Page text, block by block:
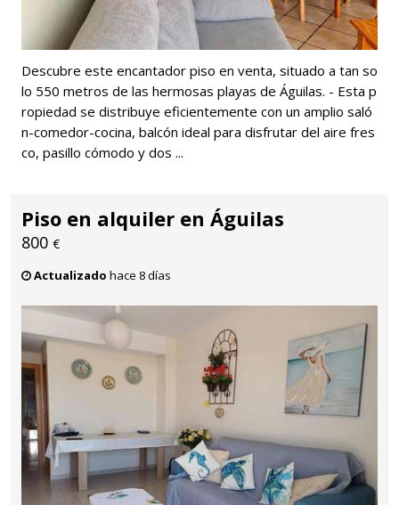
Descubre este encantador piso en venta, situado a tan so
lo 550 metros de las hermosas playas de Águilas. - Esta p
ropiedad se distribuye eficientemente con un amplio saló
n-comedor-cocina, balcón ideal para disfrutar del aire fres
co, pasillo cómodo y dos ...
Piso en alquiler en Águilas
800 €
Actualizado hace 8 días